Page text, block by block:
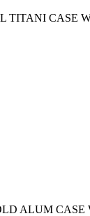
TITANI CASE
ALUM